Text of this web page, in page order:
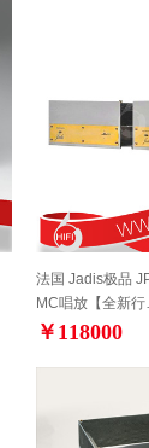
法国 Jadis极品
MC唱放【全新
￥118000